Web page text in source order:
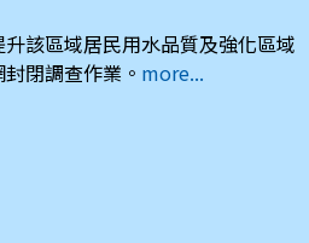
該區域居民用水品質及強化區域
閉調查作業。 more...